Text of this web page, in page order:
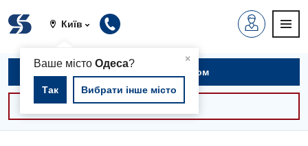
Київ
×
Ваше містоОдеса?
Так Вибрати інше місто
Записатися на прийом
Консультації -30%